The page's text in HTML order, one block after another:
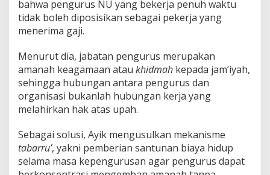
P
a
b
a
t
bahwa pengurus NU yang bekerja penuh waktu
tidak boleh diposisikan sebagai pekerja yang
menerima gaji.
Menurut dia, jabatan pengurus merupakan
amanah keagamaan atau khidmah kepada jam’iyah,
sehingga hubungan antara pengurus dan
organisasi bukanlah hubungan kerja yang
melahirkan hak atas upah.
Sebagai solusi, Ayik mengusulkan mekanisme
tabarru’, yakni pemberian santunan biaya hidup
selama masa kepengurusan agar pengurus dapat